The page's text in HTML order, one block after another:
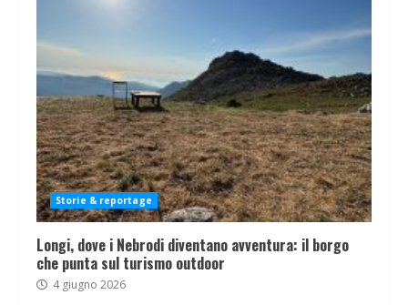
Storie & reportage
Longi, dove i Nebrodi diventano avventura: il borgo
che punta sul turismo outdoor
4 giugno 2026